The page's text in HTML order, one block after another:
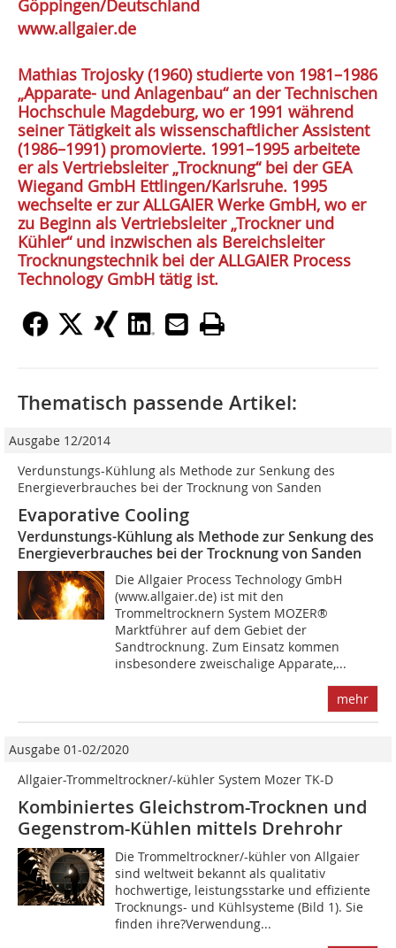
Göppingen/Deutschland
www.allgaier.de
Mathias Trojosky (1960) studierte von 1981–1986
„Apparate- und Anlagenbau“ an der Technischen
Hochschule Magdeburg, wo er 1991 während
seiner Tätigkeit als wissenschaftlicher Assistent
(1986–1991) promovierte. 1991–1995 arbeitete
er als Vertriebsleiter „Trocknung“ bei der GEA
Wiegand GmbH Ettlingen/Karlsruhe. 1995
wechselte er zur ALLGAIER Werke GmbH, wo er
zu Beginn als Vertriebsleiter „Trockner und
Kühler“ und ­inzwischen als Bereichsleiter
Trocknungstechnik bei der ALLGAIER Process
Technology GmbH tätig ist.
Thematisch passende Artikel:
Ausgabe 12/2014
Verdunstungs-Kühlung als Methode zur Senkung des
Energieverbrauches bei der Trocknung von Sanden
Evaporative Cooling
Verdunstungs-Kühlung als Methode zur Senkung des
Energieverbrauches bei der Trocknung von Sanden
Die Allgaier Process Technology GmbH
(www.allgaier.de) ist mit den
Trommeltrocknern System MOZER®
Marktführer auf dem Gebiet der
Sandtrocknung. Zum Einsatz kommen
insbesondere zweischalige Apparate,...
mehr
Ausgabe 01-02/2020
Allgaier-Trommeltrockner/-kühler System Mozer TK-D
Kombiniertes Gleichstrom-Trocknen und
Gegenstrom-Kühlen mittels Drehrohr
Die Trommeltrockner/-kühler von Allgaier
sind weltweit bekannt als qualitativ
hochwertige, leistungsstarke und effiziente
Trocknungs- und Kühlsysteme (Bild 1). Sie
finden ihre?Verwendung...